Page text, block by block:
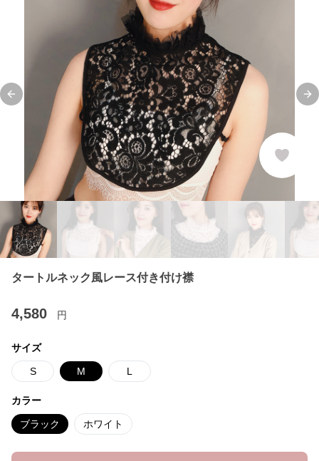
Previous slide
タートルネック風レース付き付け襟
4,580 円
サイズ
S M L
カラー
ブラック ホワイト